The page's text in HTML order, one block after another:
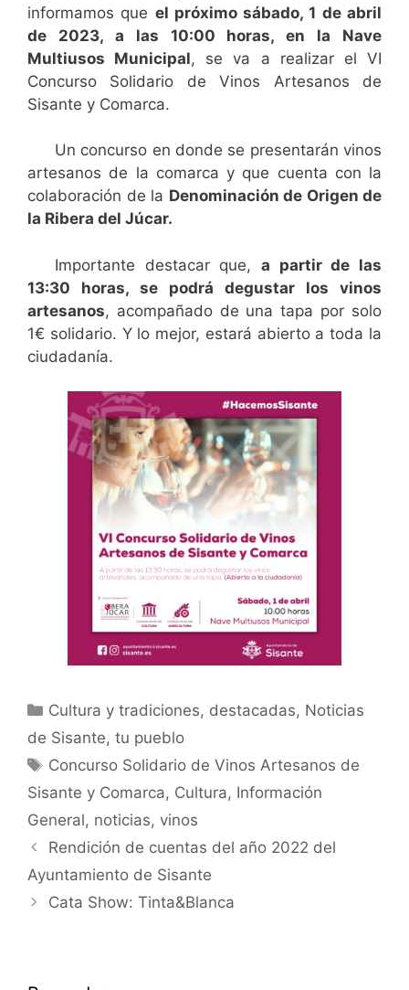
informamos que el próximo sábado, 1 de abril
de 2023, a las 10:00 horas, en la Nave
Multiusos Municipal, se va a realizar el VI
Concurso Solidario de Vinos Artesanos de
Sisante y Comarca.
Un concurso en donde se presentarán vinos
artesanos de la comarca y que cuenta con la
colaboración de la Denominación de Origen de
la Ribera del Júcar.
Importante destacar que, a partir de las
13:30 horas, se podrá degustar los vinos
artesanos, acompañado de una tapa por solo
1€ solidario. Y lo mejor, estará abierto a toda la
ciudadanía.
Cultura y tradiciones, destacadas, Noticias
de Sisante, tu pueblo
Concurso Solidario de Vinos Artesanos de
Sisante y Comarca, Cultura, Información
General, noticias, vinos
Rendición de cuentas del año 2022 del
Ayuntamiento de Sisante
Cata Show: Tinta&Blanca